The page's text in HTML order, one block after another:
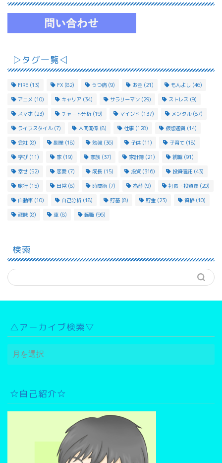
▷タグ一覧◁
FIRE (13) FX (82) うつ病 (9) お金 (21) もんよし (46)
アニメ (10) キャリア (34) サラリーマン (29) ストレス (9)
スマホ (23) チャート分析 (19) マインド (137) メンタル(87)
ライフスタイル(7) 人間関係 (8) 仕事 (128) 仮想通貨 (14)
会社 (8) 副業 (18) 勉強(36) 子供 (11) 子育て (18)
学び (11) 家 (19) 家族 (37) 家計簿 (21) 就職 (91)
幸せ (52) 恋愛 (7) 成長 (15) 投資 (316) 投資信託 (43)
旅行(15) 日常(8) 時間術 (7) 為替 (9) 社長・投資家 (20)
自動車 (10) 自己分析 (18) 貯蓄 (8) 貯金 (23) 資格(10)
趣味 (8) 車 (8) 転職 (96)
検索
△アーカイブ検索▽
△
ア
イ
ブ
検
☆自己紹介☆